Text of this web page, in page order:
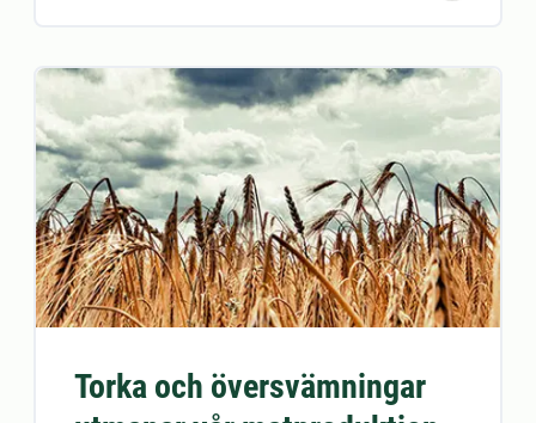
Torka och översvämningar